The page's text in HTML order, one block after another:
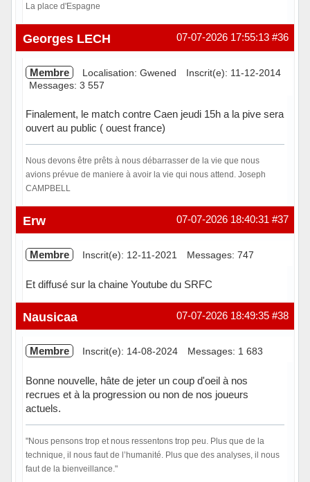
La place d'Espagne
Hors ligne #36
07-07-2026 17:55:13
Georges LECH
Membre Localisation: Gwened
Inscrit(e): 11-12-2014
Messages: 3 557
Finalement, le match contre Caen jeudi 15h a la pive sera
ouvert au public ( ouest france)
Nous devons être prêts à nous débarrasser de la vie que nous
avions prévue de maniere à avoir la vie qui nous attend. Joseph
CAMPBELL
Hors ligne #37
07-07-2026 18:40:31
Erw
Membre Inscrit(e): 12-11-2021 Messages: 747
Et diffusé sur la chaine Youtube du SRFC
Hors ligne #38
07-07-2026 18:49:35
Nausicaa
Membre Inscrit(e): 14-08-2024 Messages: 1 683
Bonne nouvelle, hâte de jeter un coup d'oeil à nos
recrues et à la progression ou non de nos joueurs
actuels.
"Nous pensons trop et nous ressentons trop peu. Plus que de la
technique, il nous faut de l’humanité. Plus que des analyses, il nous
faut de la bienveillance."